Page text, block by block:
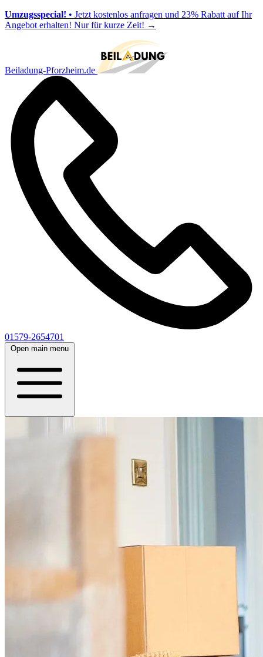
Umzugsspecial! • Jetzt kostenlos anfragen und 23% Rabatt auf Ihr
Angebot erhalten! Nur für kurze Zeit! →
Beiladung-Pforzheim.de
01579-2654701
Open main menu